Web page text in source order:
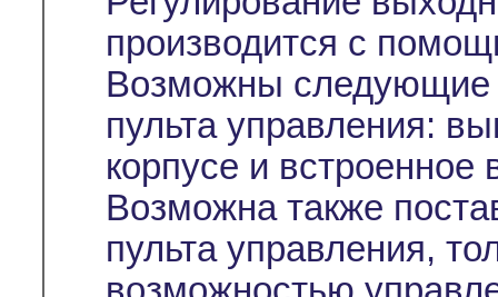
производится с
Возможны следующие
пульта управления:
корпусе и встроенное
Возможна также
пульта управления,